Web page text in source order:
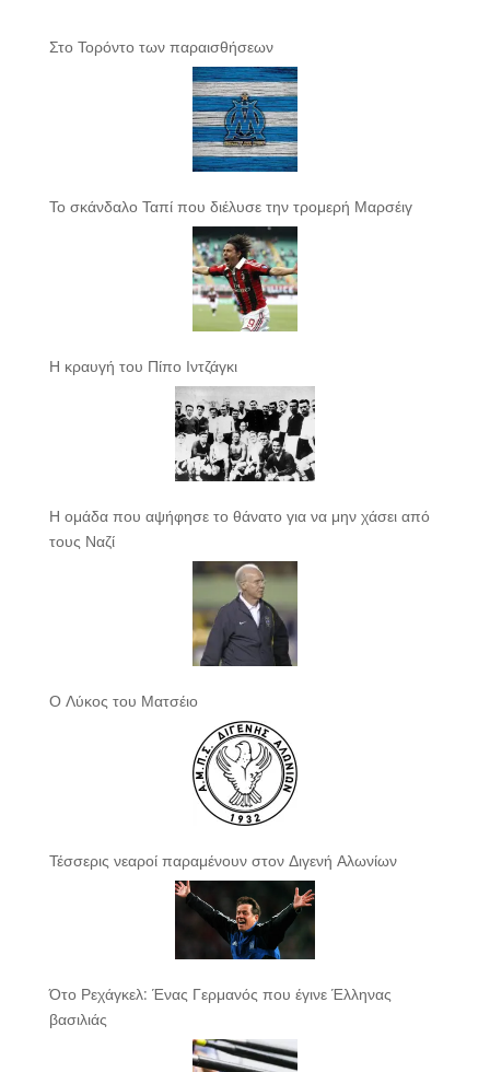
Στο Τορόντο των παραισθήσεων
Το σκάνδαλο Ταπί που διέλυσε την τρομερή Μαρσέιγ
Η κραυγή του Πίπο Ιντζάγκι
Η ομάδα που αψήφησε το θάνατο για να μην χάσει από
τους Ναζί
Ο Λύκος του Ματσέιο
Τέσσερις νεαροί παραμένουν στον Διγενή Αλωνίων
Ότο Ρεχάγκελ: Ένας Γερμανός που έγινε Έλληνας
βασιλιάς